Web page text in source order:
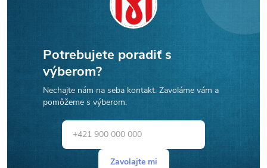
Potrebujete poradiť s
výberom?
Nechajte nám na seba kontakt. Zavoláme vám a
pomôžeme s výberom.
Zavolajte mi